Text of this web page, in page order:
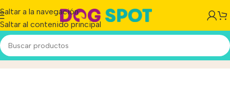
Saltar a la navegación
Saltar al contenido principal
New ClassicInicio/Producto